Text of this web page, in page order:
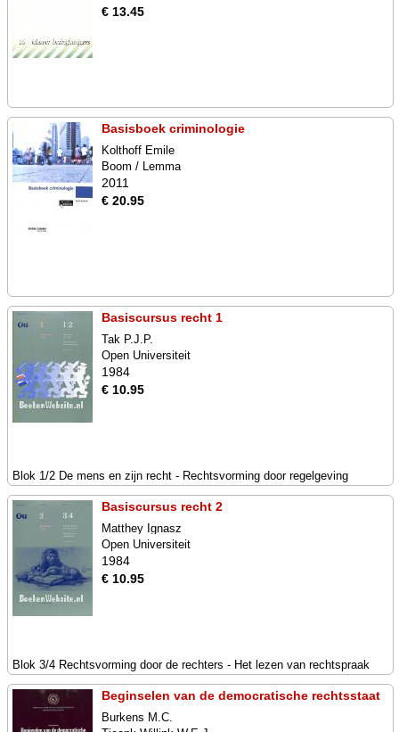
€ 13.45
Basisboek criminologie
Kolthoff Emile
Boom / Lemma
2011
€ 20.95
Basiscursus recht 1
Tak P.J.P.
Open Universiteit
1984
€ 10.95
Blok 1/2 De mens en zijn recht - Rechtsvorming door regelgeving
Basiscursus recht 2
Matthey Ignasz
Open Universiteit
1984
€ 10.95
Blok 3/4 Rechtsvorming door de rechters - Het lezen van rechtspraak
Beginselen van de democratische rechtsstaat
Burkens M.C.